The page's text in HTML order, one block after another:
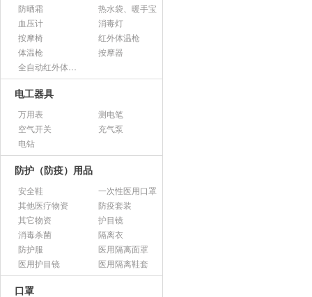
防晒霜
热水袋、暖手宝
血压计
消毒灯
按摩椅
红外体温枪
体温枪
按摩器
全自动红外体温监测仪
电工器具
万用表
测电笔
空气开关
充气泵
电钻
防护（防疫）用品
安全鞋
一次性医用口罩
其他医疗物资
防疫套装
其它物资
护目镜
消毒杀菌
隔离衣
防护服
医用隔离面罩
医用护目镜
医用隔离鞋套
口罩